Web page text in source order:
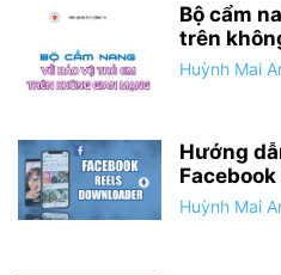
Bộ cẩm
trên
Huỳnh Mai
Hướng
Huỳnh Mai